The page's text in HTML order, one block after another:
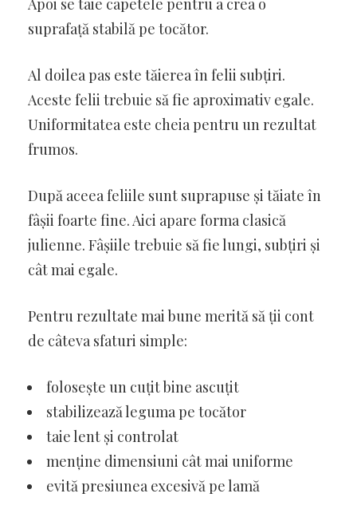
suprafață stabilă pe tocător.
Al doilea pas este tăierea în felii subțiri.
Aceste felii trebuie să fie aproximativ egale.
Uniformitatea este cheia pentru un rezultat
frumos.
După aceea feliile sunt suprapuse și tăiate în
fâșii foarte fine. Aici apare forma clasică
julienne. Fâșiile trebuie să fie lungi, subțiri și
cât mai egale.
Pentru rezultate mai bune merită să ții cont
de câteva sfaturi simple:
folosește un cuțit bine ascuțit
stabilizează leguma pe tocător
taie lent și controlat
menține dimensiuni cât mai uniforme
evită presiunea excesivă pe lamă